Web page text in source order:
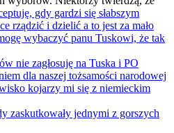
gdy gardzi się słabszym
rządzić i dzielić a to jest za mało
wybaczyć panu Tuskowi, że tak
nie zagłosuję na Tuska i PO
dla naszej tożsamości narodowej
kojarzy mi się z niemieckim
zaskutkowały jednymi z gorszych